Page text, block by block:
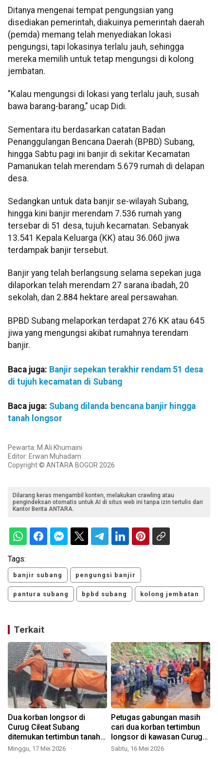
Ditanya mengenai tempat pengungsian yang
disediakan pemerintah, diakuinya pemerintah daerah
(pemda) memang telah menyediakan lokasi
pengungsi, tapi lokasinya terlalu jauh, sehingga
mereka memilih untuk tetap mengungsi di kolong
jembatan.
"Kalau mengungsi di lokasi yang terlalu jauh, susah
bawa barang-barang," ucap Didi.
Sementara itu berdasarkan catatan Badan
Penanggulangan Bencana Daerah (BPBD) Subang,
hingga Sabtu pagi ini banjir di sekitar Kecamatan
Pamanukan telah merendam 5.679 rumah di delapan
desa.
Sedangkan untuk data banjir se-wilayah Subang,
hingga kini banjir merendam 7.536 rumah yang
tersebar di 51 desa, tujuh kecamatan. Sebanyak
13.541 Kepala Keluarga (KK) atau 36.060 jiwa
terdampak banjir tersebut.
Banjir yang telah berlangsung selama sepekan juga
dilaporkan telah merendam 27 sarana ibadah, 20
sekolah, dan 2.884 hektare areal persawahan.
BPBD Subang melaporkan terdapat 276 KK atau 645
jiwa yang mengungsi akibat rumahnya terendam
banjir.
Baca juga: Banjir sepekan terakhir rendam 51 desa
di tujuh kecamatan di Subang
Baca juga: Subang dilanda bencana banjir hingga
tanah longsor
Pewarta: M.Ali Khumaini
Editor: Erwan Muhadam
Copyright © ANTARA BOGOR 2026
Dilarang keras mengambil konten, melakukan crawling atau
pengindeksan otomatis untuk AI di situs web ini tanpa izin tertulis dari
Kantor Berita ANTARA.
Tags:
banjir subang pengungsi banjir
pantura subang bpbd subang kolong jembatan
Terkait
Dua korban longsor di
Curug Cileat Subang
ditemukan tertimbun tanah
sedalam 2 meter
Minggu, 17 Mei 2026
Petugas gabungan masih
cari dua korban tertimbun
longsor di kawasan Curug
Cileat Subang
Sabtu, 16 Mei 2026